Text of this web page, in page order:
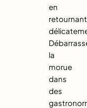
en
retournant
la
morue
dans
des